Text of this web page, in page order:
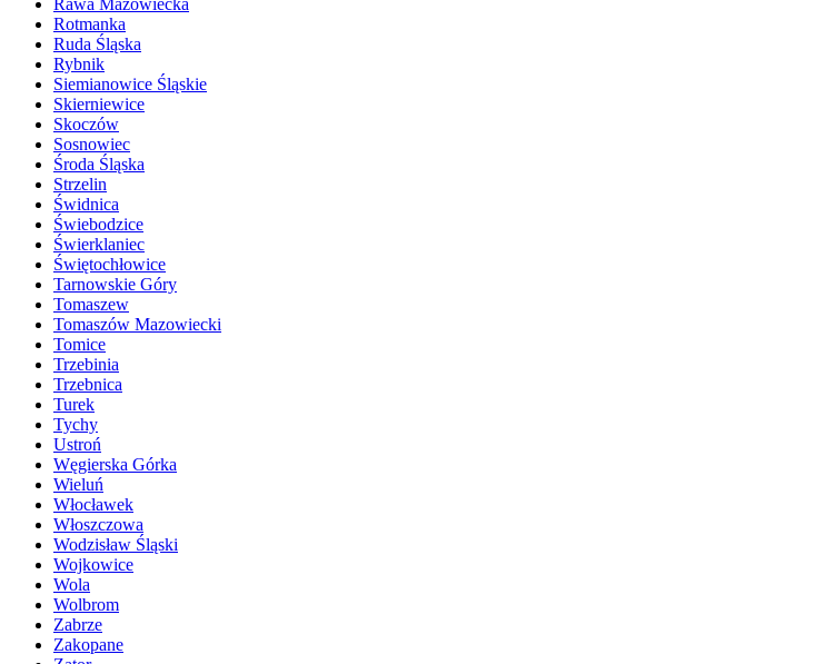
Rotmanka
Ruda Śląska
Rybnik
Siemianowice Śląskie
Skierniewice
Skoczów
Sosnowiec
Środa Śląska
Strzelin
Świdnica
Świebodzice
Świerklaniec
Świętochłowice
Tarnowskie Góry
Tomaszew
Tomaszów Mazowiecki
Tomice
Trzebinia
Trzebnica
Turek
Tychy
Ustroń
Węgierska Górka
Wieluń
Włocławek
Włoszczowa
Wodzisław Śląski
Wojkowice
Wola
Wolbrom
Zabrze
Zakopane